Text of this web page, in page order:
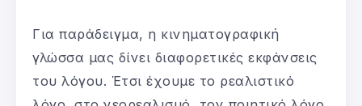
Για παράδειγμα, η κινηματογραφική
γλώσσα μας δίνει διαφορετικές εκφάνσεις
του λόγου. Έτσι έχουμε το ρεαλιστικό